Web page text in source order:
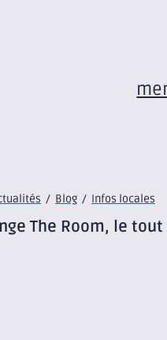
/ Blog / Infos locales
The Room, le